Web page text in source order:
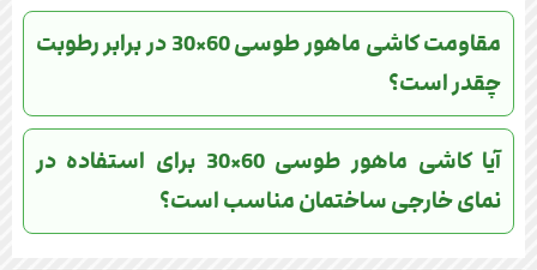
مقاومت کاشی ماهور طوسی 60×30 در برابر رطوبت
چقدر است؟
آیا کاشی ماهور طوسی 60×30 برای استفاده در
نمای خارجی ساختمان مناسب است؟